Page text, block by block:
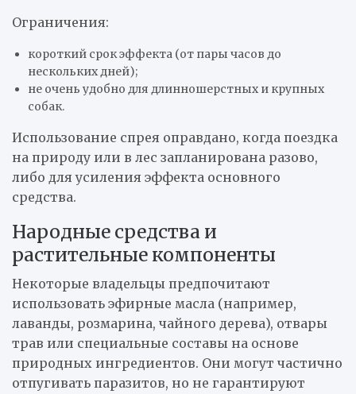
Ограничения:
короткий срок эффекта (от пары часов до
нескольких дней);
не очень удобно для длинношерстных и крупных
собак.
Использование спрея оправдано, когда поездка
на природу или в лес запланирована разово,
либо для усиления эффекта основного
средства.
Народные средства и
растительные компоненты
Некоторые владельцы предпочитают
использовать эфирные масла (например,
лаванды, розмарина, чайного дерева), отвары
трав или специальные составы на основе
природных ингредиентов. Они могут частично
отпугивать паразитов, но не гарантируют